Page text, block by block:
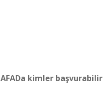
AFADa kimler başvurabilir